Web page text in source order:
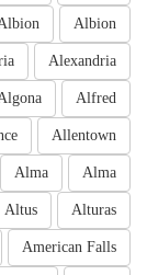
Albion
Alexandria
Alfred
Allentown
Alma
Alma
Alturas
Altus
American Falls